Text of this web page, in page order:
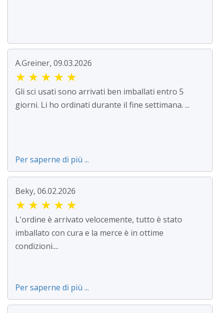
A.Greiner, 09.03.2026
★ ★ ★ ★ ★
Gli sci usati sono arrivati ben imballati entro 5
giorni. Li ho ordinati durante il fine settimana. ...
Per saperne di più ...
Beky, 06.02.2026
★ ★ ★ ★ ★
L'ordine è arrivato velocemente, tutto è stato
imballato con cura e la merce è in ottime
condizioni....
Per saperne di più ...